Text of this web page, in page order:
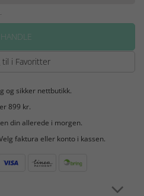
HANDLE
til i Favoritter
og sikker nettbutikk.
899 kr.
din allerede i morgen.
faktura eller konto i kassen.